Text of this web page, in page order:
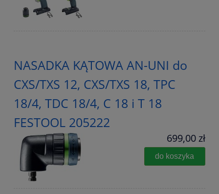
NASADKA KĄTOWA AN-UNI do
CXS/TXS 12, CXS/TXS 18, TPC
18/4, TDC 18/4, C 18 i T 18
FESTOOL 205222
699,00 zł
do koszyka